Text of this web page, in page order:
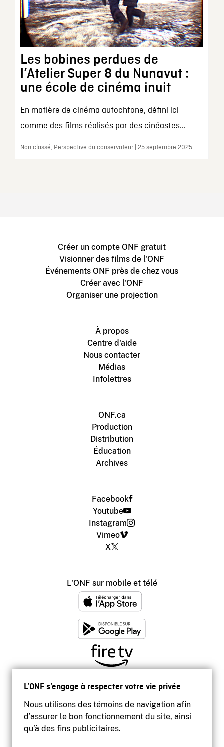
L’ONF s’engage à respecter votre vie privée
Nous utilisons des témoins de navigation afin
d’assurer le bon fonctionnement du site, ainsi
qu’à des fins publicitaires.
Les bobines perdues de
l’Atelier Super 8 du Nunavut :
une école de cinéma inuit
En matière de cinéma autochtone, défini ici
comme des films réalisés par des cinéastes...
Non classé, Perspective du conservateur | 25 septembre 2025
Créer un compte ONF gratuit
Visionner des films de l'ONF
Événements ONF près de chez vous
Créer avec l'ONF
Organiser une projection
À propos
Centre d'aide
Nous contacter
Médias
Infolettres
ONF.ca
Production
Distribution
Éducation
Archives
Facebook
Youtube
Instagram
Vimeo
X
L'ONF sur mobile et télé